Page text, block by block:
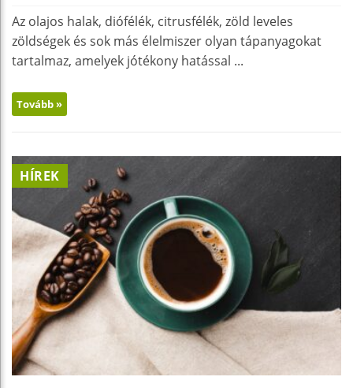
Az olajos halak, diófélék, citrusfélék, zöld leveles
zöldségek és sok más élelmiszer olyan tápanyagokat
tartalmaz, amelyek jótékony hatással ...
Tovább »
HÍREK